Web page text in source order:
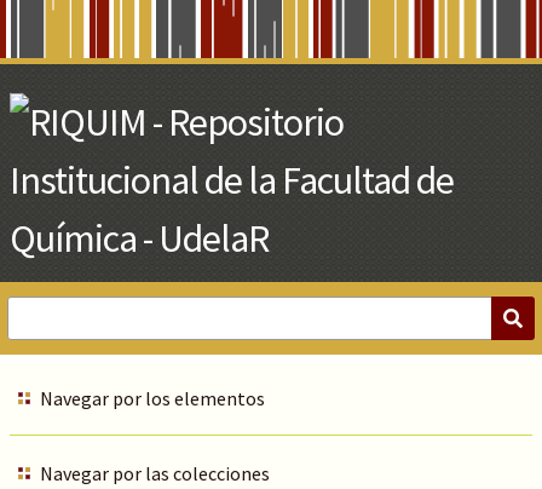
Main
Content
Navegar por los elementos
Navegar por las colecciones